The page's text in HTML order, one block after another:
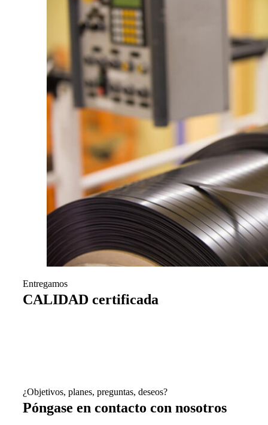
CALIDAD certificada
Entregamos
Póngase en contacto con nosotros
¿Objetivos, planes, preguntas, deseos?